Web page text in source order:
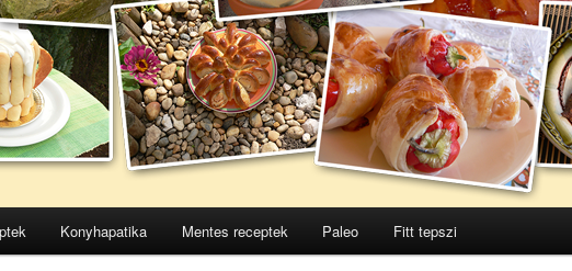
Konyhapatika Mentes receptek Paleo Fitt tepszi